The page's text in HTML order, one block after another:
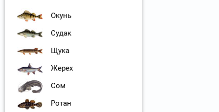
Окунь
Судак
Щука
Жерех
Сом
Ротан